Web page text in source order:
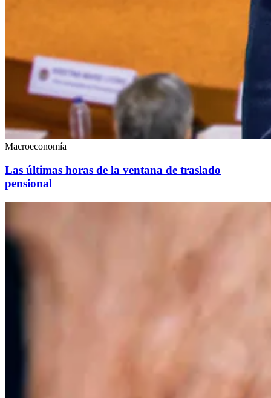
Macroeconomía
Las últimas horas de la ventana de traslado
pensional